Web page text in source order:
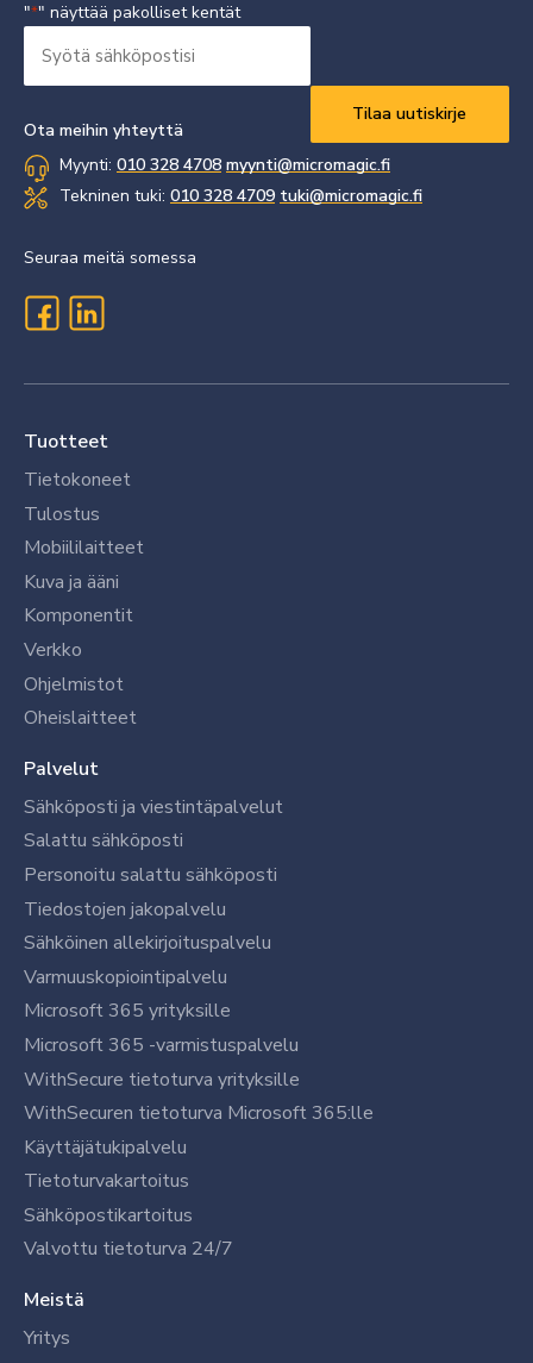
"*" näyttää pakolliset kentät
sähköpostisi
Ota meihin yhteyttä
Myynti: 010 328 4708 myynti@micromagic.fi
Tekninen tuki: 010 328 4709 tuki@micromagic.fi
Seuraa meitä somessa
Tuotteet
Tietokoneet
Tulostus
Mobiililaitteet
Kuva ja ääni
Komponentit
Verkko
Ohjelmistot
Oheislaitteet
Palvelut
Sähköposti ja viestintäpalvelut
Salattu sähköposti
Personoitu salattu sähköposti
Tiedostojen jakopalvelu
Sähköinen allekirjoituspalvelu
Varmuuskopiointipalvelu
Microsoft 365 yrityksille
Microsoft 365 -varmistuspalvelu
WithSecure tietoturva yrityksille
WithSecuren tietoturva Microsoft 365:lle
Käyttäjätukipalvelu
Tietoturvakartoitus
Sähköpostikartoitus
Valvottu tietoturva 24/7
Meistä
Yritys